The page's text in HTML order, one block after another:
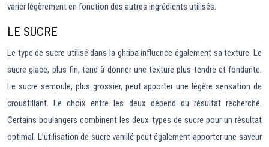
varier légèrement en fonction des autres ingrédients utilisés.
LE SUCRE
Le type de sucre utilisé dans la ghriba influence également sa texture. Le
sucre glace, plus fin, tend à donner une texture plus tendre et fondante.
Le sucre semoule, plus grossier, peut apporter une légère sensation de
croustillant. Le choix entre les deux dépend du résultat recherché.
Certains boulangers combinent les deux types de sucre pour un résultat
optimal. L’utilisation de sucre vanillé peut également apporter une saveur